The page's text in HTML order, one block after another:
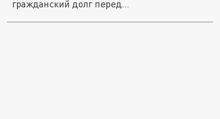
гражданский долг перед...